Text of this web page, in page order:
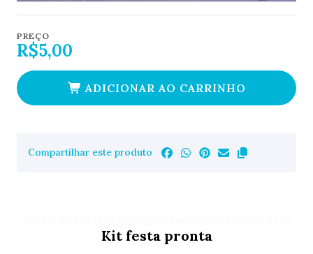
PREÇO
R$5,00
ADICIONAR AO CARRINHO
Compartilhar este produto
Kit festa pronta